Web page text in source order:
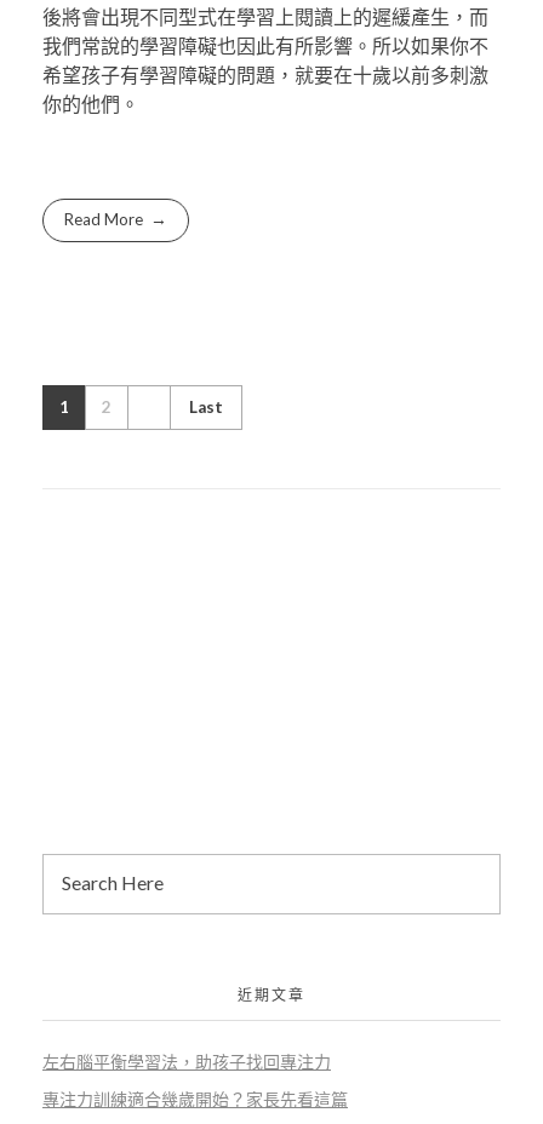
後將會出現不同型式在學習上閱讀上的遲緩產生，而
我們常說的學習障礙也因此有所影響。所以如果你不
希望孩子有學習障礙的問題，就要在十歲以前多刺激
你的他們。
Read More
1 2 Last
近期文章
左右腦平衡學習法，助孩子找回專注力
專注力訓練適合幾歲開始？家長先看這篇